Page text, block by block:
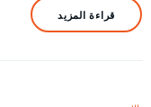
قراءة المزيد